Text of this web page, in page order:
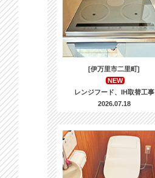
[伊万里市二里町]
NEW
レンジフード、IH取替工事
2026.07.18